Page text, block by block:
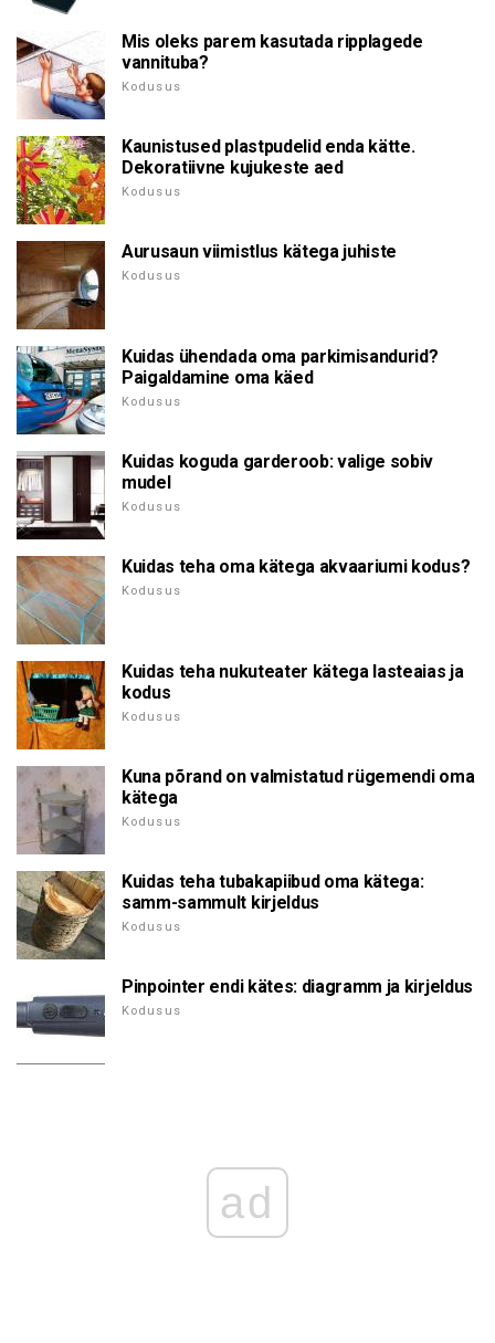
Mis oleks parem kasutada ripplagede
vannituba?
Kodusus
Kaunistused plastpudelid enda kätte.
Dekoratiivne kujukeste aed
Kodusus
Aurusaun viimistlus kätega juhiste
Kodusus
Kuidas ühendada oma parkimisandurid?
Paigaldamine oma käed
Kodusus
Kuidas koguda garderoob: valige sobiv
mudel
Kodusus
Kuidas teha oma kätega akvaariumi kodus?
Kodusus
Kuidas teha nukuteater kätega lasteaias ja
kodus
Kodusus
Kuna põrand on valmistatud rügemendi oma
kätega
Kodusus
Kuidas teha tubakapiibud oma kätega:
samm-sammult kirjeldus
Kodusus
Pinpointer endi kätes: diagramm ja kirjeldus
Kodusus
ad